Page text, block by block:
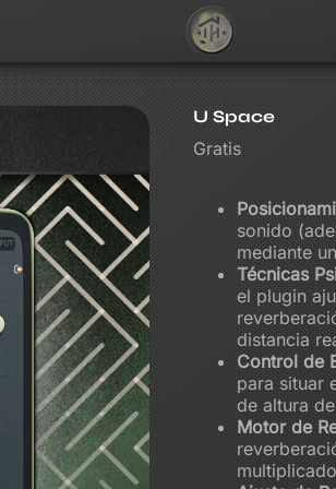
U Space
Gratis
sonido
mediante
Técnicas
el plugin
distancia
Control de
para situar
de altura
Motor de